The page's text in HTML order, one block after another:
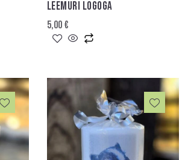
LEEMURI LOGOGA
5,00€